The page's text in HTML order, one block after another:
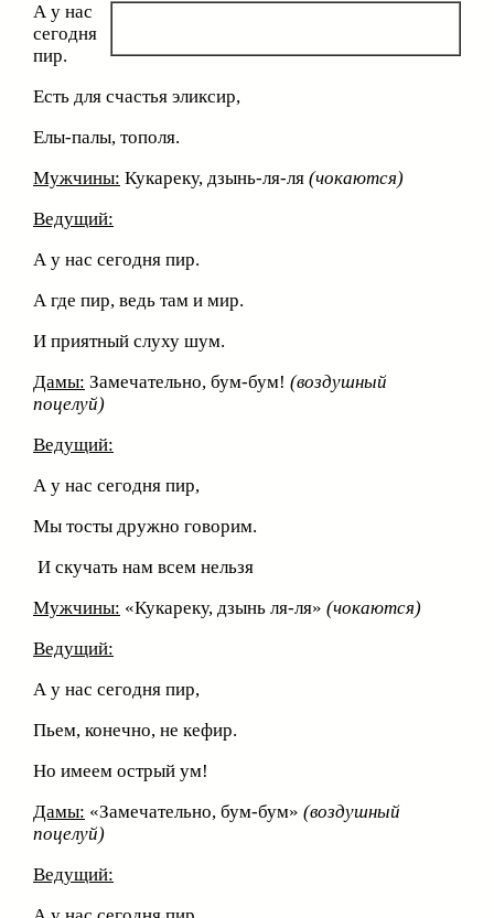
А у нас
сегодня
пир.
Есть для счастья эликсир,
Елы-палы, тополя.
Мужчины: Кукареку, дзынь-ля-ля (чокаются)
Ведущий:
А у нас сегодня пир.
А где пир, ведь там и мир.
И приятный слуху шум.
Дамы: Замечательно, бум-бум! (воздушный
поцелуй)
Ведущий:
А у нас сегодня пир,
Мы тосты дружно говорим.
И скучать нам всем нельзя
Мужчины: «Кукареку, дзынь ля-ля» (чокаются)
Ведущий:
А у нас сегодня пир,
Пьем, конечно, не кефир.
Но имеем острый ум!
Дамы: «Замечательно, бум-бум» (воздушный
поцелуй)
Ведущий: